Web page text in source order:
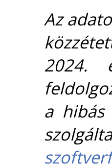
Az
2024.
a hibás